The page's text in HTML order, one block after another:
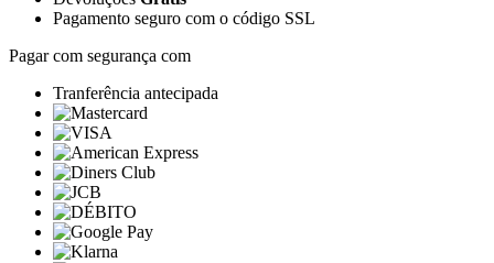
Pagamento seguro com o código SSL
Pagar com segurança com
Tranferência antecipada